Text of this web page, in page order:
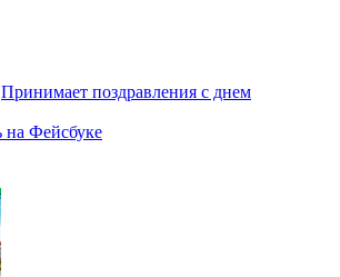
Принимает поздравления с днем